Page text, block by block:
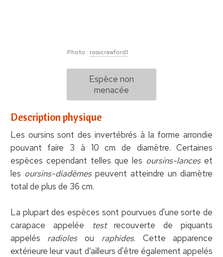
Photo : rosscrawford1
Espèce non
menacée
Description physique
Les oursins sont des invertébrés à la forme arrondie
pouvant faire 3 à 10 cm de diamètre. Certaines
espèces cependant telles que les oursins-lanceset
les oursins-diadèmespeuvent atteindre un diamètre
total de plus de 36 cm.
La plupart des espèces sont pourvues d'une sorte de
carapace appelée
testrecouverte de piquants
appelés radiolesou raphides. Cette apparence
extérieure leur vaut d’ailleurs d'être également appelés